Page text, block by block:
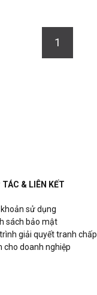
1
TÁC & LIÊN KẾT
sử dụng
sách bảo mật
giải quyết tranh chấp
cho doanh nghiệp